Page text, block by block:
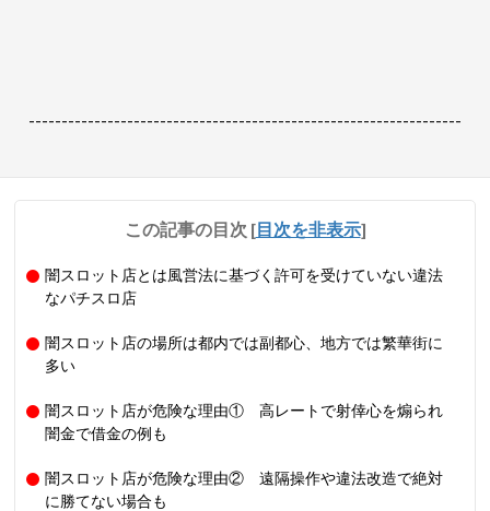
------------------------------------------------------------------
この記事の目次 [目次を非表示]
闇スロット店とは風営法に基づく許可を受けていない違法
なパチスロ店
闇スロット店の場所は都内では副都心、地方では繁華街に
多い
闇スロット店が危険な理由① 高レートで射倖心を煽られ
闇金で借金の例も
闇スロット店が危険な理由② 遠隔操作や違法改造で絶対
に勝てない場合も